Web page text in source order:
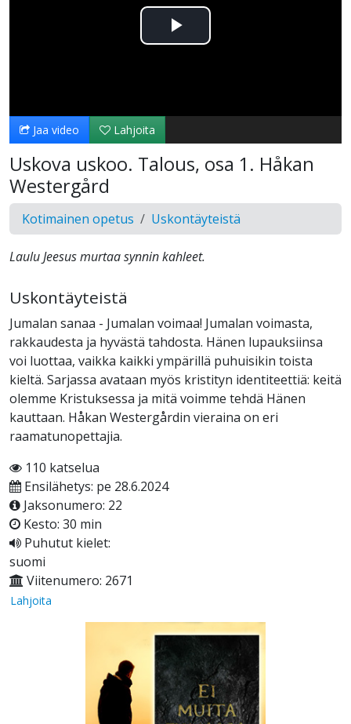
Toista
Jaa video Lahjoita
Uskova uskoo. Talous, osa 1. Håkan
Westergård
Kotimainen opetus Uskontäyteistä
Laulu Jeesus murtaa synnin kahleet.
Uskontäyteistä
Jumalan sanaa - Jumalan voimaa! Jumalan voimasta,
rakkaudesta ja hyvästä tahdosta. Hänen lupauksiinsa
voi luottaa, vaikka kaikki ympärillä puhuisikin toista
kieltä. Sarjassa avataan myös kristityn identiteettiä: keitä
olemme Kristuksessa ja mitä voimme tehdä Hänen
kauttaan. Håkan Westergårdin vieraina on eri
raamatunopettajia.
110 katselua
Ensilähetys: pe 28.6.2024
Jaksonumero: 22
Kesto: 30 min
Puhutut kielet:
suomi
Viitenumero: 2671
Lahjoita